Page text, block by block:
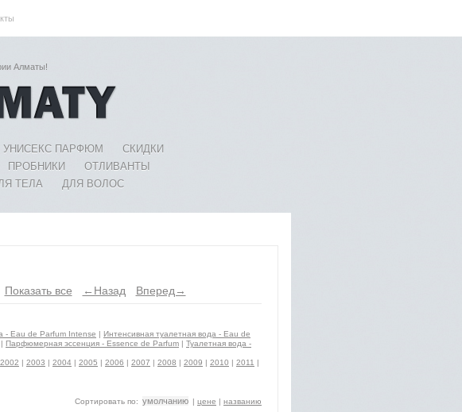
Алматы!
УНИСЕКС ПАРФЮМ
СКИДКИ
ПРОБНИКИ
ОТЛИВАНТЫ
ТЕЛА ДЛЯ ВОЛОС
Показать все ←Назад Вперед→
- Eau de Parfum Intense | Интенсивная туалетная вода - Eau de
| Парфюмерная эссенция - Essence de Parfum | Туалетная вода -
2002 | 2003 | 2004 | 2005 | 2006 | 2007 | 2008 | 2009 | 2010 | 2011 |
Сортировать по: умолчанию | цене | названию